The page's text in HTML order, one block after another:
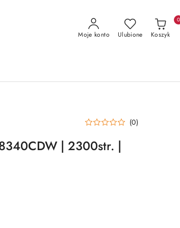
Moje konto Ulubione Koszyk
0
(0)
| 2300str. |